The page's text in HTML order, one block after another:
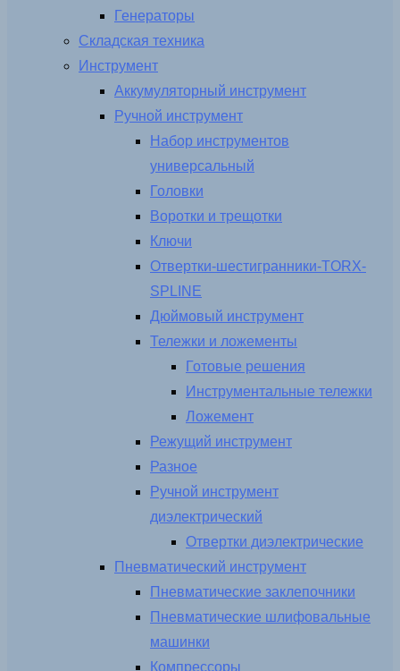
Генераторы
Складская техника
Инструмент
Аккумуляторный инструмент
Ручной инструмент
Набор инструментов
универсальный
Головки
Воротки и трещотки
Ключи
Отвертки-шестигранники-TORX-
SPLINE
Дюймовый инструмент
Тележки и ложементы
Готовые решения
Инструментальные тележки
Ложемент
Режущий инструмент
Разное
Ручной инструмент
диэлектрический
Отвертки диэлектрические
Пневматический инструмент
Пневматические заклепочники
Пневматические шлифовальные
машинки
Компрессоры